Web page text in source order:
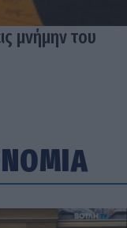
μνήμην του